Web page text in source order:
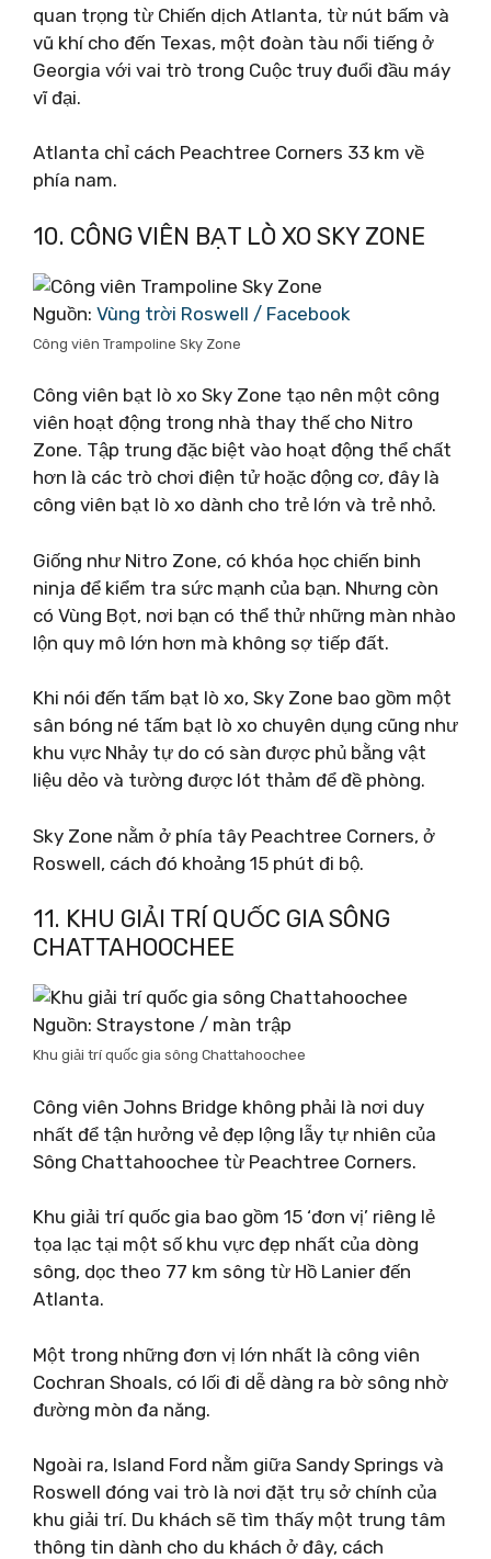
quan trọng từ Chiến dịch Atlanta, từ nút bấm và
vũ khí cho đến Texas, một đoàn tàu nổi tiếng ở
Georgia với vai trò trong Cuộc truy đuổi đầu máy
vĩ đại.
Atlanta chỉ cách Peachtree Corners 33 km về
phía nam.
10. CÔNG VIÊN BẠT LÒ XO SKY ZONE
Nguồn: Vùng trời Roswell / Facebook
Công viên Trampoline Sky Zone
Công viên bạt lò xo Sky Zone tạo nên một công
viên hoạt động trong nhà thay thế cho Nitro
Zone. Tập trung đặc biệt vào hoạt động thể chất
hơn là các trò chơi điện tử hoặc động cơ, đây là
công viên bạt lò xo dành cho trẻ lớn và trẻ nhỏ.
Giống như Nitro Zone, có khóa học chiến binh
ninja để kiểm tra sức mạnh của bạn. Nhưng còn
có Vùng Bọt, nơi bạn có thể thử những màn nhào
lộn quy mô lớn hơn mà không sợ tiếp đất.
Khi nói đến tấm bạt lò xo, Sky Zone bao gồm một
sân bóng né tấm bạt lò xo chuyên dụng cũng như
khu vực Nhảy tự do có sàn được phủ bằng vật
liệu dẻo và tường được lót thảm để đề phòng.
Sky Zone nằm ở phía tây Peachtree Corners, ở
Roswell, cách đó khoảng 15 phút đi bộ.
11. KHU GIẢI TRÍ QUỐC GIA SÔNG
CHATTAHOOCHEE
Nguồn: Straystone / màn trập
Khu giải trí quốc gia sông Chattahoochee
Công viên Johns Bridge không phải là nơi duy
nhất để tận hưởng vẻ đẹp lộng lẫy tự nhiên của
Sông Chattahoochee từ Peachtree Corners.
Khu giải trí quốc gia bao gồm 15 ‘đơn vị’ riêng lẻ
tọa lạc tại một số khu vực đẹp nhất của dòng
sông, dọc theo 77 km sông từ Hồ Lanier đến
Atlanta.
Một trong những đơn vị lớn nhất là công viên
Cochran Shoals, có lối đi dễ dàng ra bờ sông nhờ
đường mòn đa năng.
Ngoài ra, Island Ford nằm giữa Sandy Springs và
Roswell đóng vai trò là nơi đặt trụ sở chính của
khu giải trí. Du khách sẽ tìm thấy một trung tâm
thông tin dành cho du khách ở đây, cách